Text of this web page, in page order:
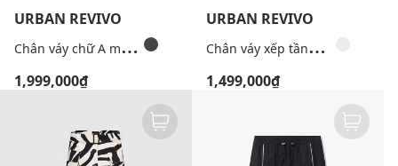
URBAN REVIVO
C
hân váy chữ A midi xếp li kẻ caro
1,999,000₫
URBAN REVIVO
C
hân váy xếp tầng mini lưng thun
1,499,000₫